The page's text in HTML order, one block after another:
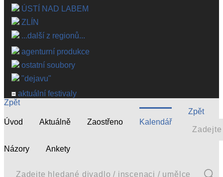
ÚSTÍ NAD LABEM
ZLÍN
...další z regionů...
agenturní produkce
ostatní soubory
"dejavu"
aktuální festivaly
Zpět
Úvod Aktuálně Zaostřeno Kalendář
Názory Ankety
Zpět